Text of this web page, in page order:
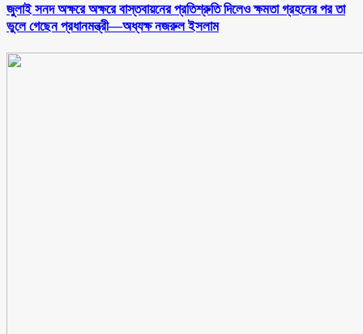
জুলাই সনদ অক্ষরে অক্ষরে বাস্তবায়নের প্রতিশ্রুতি দিলেও ক্ষমতা গ্রহনের পর তা
ভুলে গেছেন প্রধানমন্ত্রী—অধ্যক্ষ নজরুল ইসলাম